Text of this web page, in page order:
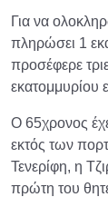
Για να
πληρώσει 1
προσέφερε
εκατομμυρίου
Ο 65χρονος
εκτός των
Τενερίφη, η
πρώτη του